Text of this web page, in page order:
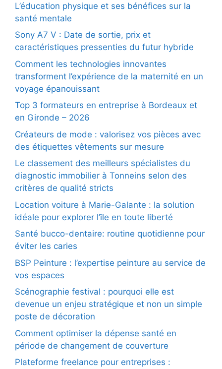
L’éducation physique et ses bénéfices sur la
santé mentale
Sony A7 V : Date de sortie, prix et
caractéristiques pressenties du futur hybride
Comment les technologies innovantes
transforment l’expérience de la maternité en un
voyage épanouissant
Top 3 formateurs en entreprise à Bordeaux et
en Gironde – 2026
Créateurs de mode : valorisez vos pièces avec
des étiquettes vêtements sur mesure
Le classement des meilleurs spécialistes du
diagnostic immobilier à Tonneins selon des
critères de qualité stricts
Location voiture à Marie-Galante : la solution
idéale pour explorer l’île en toute liberté
Santé bucco-dentaire: routine quotidienne pour
éviter les caries
BSP Peinture : l’expertise peinture au service de
vos espaces
Scénographie festival : pourquoi elle est
devenue un enjeu stratégique et non un simple
poste de décoration
Comment optimiser la dépense santé en
période de changement de couverture
Plateforme freelance pour entreprises :